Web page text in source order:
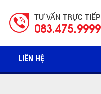
TƯ VẤN TRỰC TIẾP
083.475.9999
LIÊN HỆ